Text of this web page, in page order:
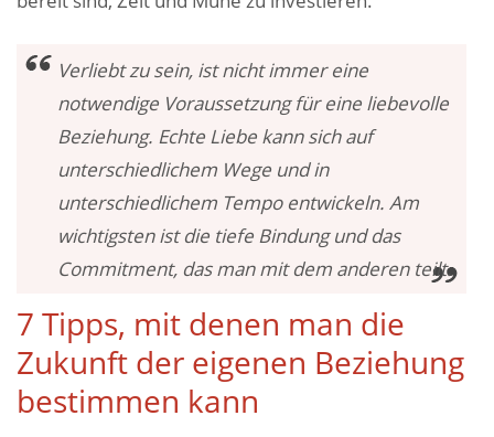
Verliebt zu sein, ist nicht immer eine
notwendige Voraussetzung für eine liebevolle
Beziehung. Echte Liebe kann sich auf
unterschiedlichem Wege und in
unterschiedlichem Tempo entwickeln. Am
wichtigsten ist die tiefe Bindung und das
Commitment, das man mit dem anderen teilt.
7 Tipps, mit denen man die
Zukunft der eigenen Beziehung
bestimmen kann